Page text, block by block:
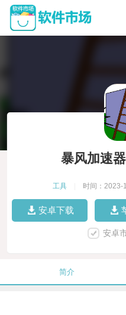
暴风加速
工具 时间：2023-
安卓下载
安卓
简介